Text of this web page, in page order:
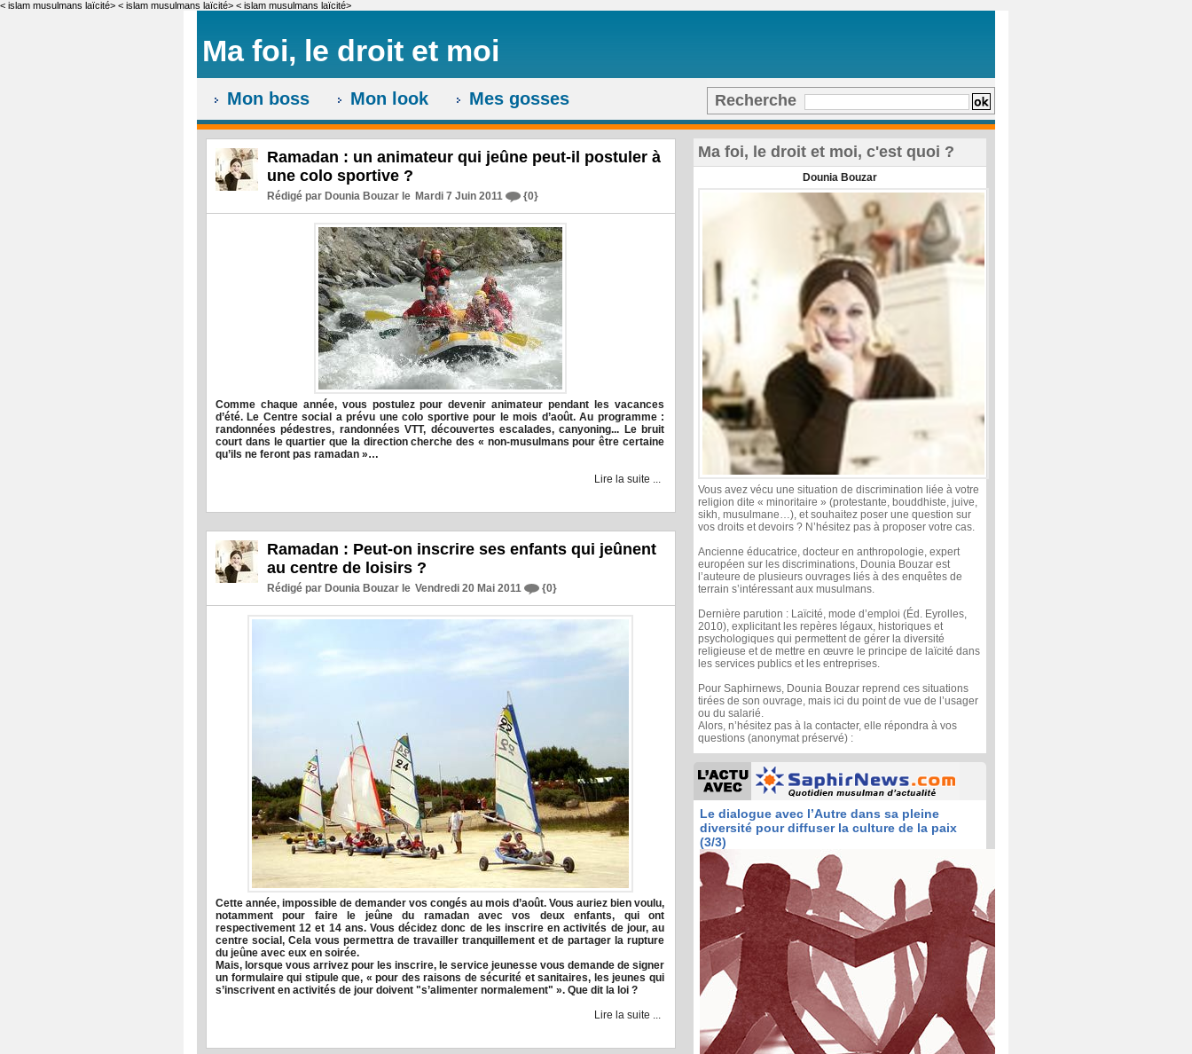
< islam musulmans laïcité> < islam musulmans laïcité> < islam musulmans laïcité>
Ma foi, le droit et moi
Mon boss Mon look Mes gosses Recherche
Ramadan : un animateur qui jeûne peut-il postuler à
une colo sportive ?
Rédigé par Dounia Bouzar le Mardi 7 Juin 2011 {0}
Comme chaque année, vous postulez pour devenir animateur pendant les vacances
d’été. Le Centre social a prévu une colo sportive pour le mois d’août. Au programme :
randonnées pédestres, randonnées VTT, découvertes escalades, canyoning... Le bruit
court dans le quartier que la direction cherche des « non-musulmans pour être certaine
qu’ils ne feront pas ramadan »…
Lire la suite ...
Ramadan : Peut-on inscrire ses enfants qui jeûnent
au centre de loisirs ?
Rédigé par Dounia Bouzar le Vendredi 20 Mai 2011 {0}
Cette année, impossible de demander vos congés au mois d’août. Vous auriez bien voulu,
notamment pour faire le jeûne du ramadan avec vos deux enfants, qui ont
respectivement 12 et 14 ans. Vous décidez donc de les inscrire en activités de jour, au
centre social, Cela vous permettra de travailler tranquillement et de partager la rupture
du jeûne avec eux en soirée.
Mais, lorsque vous arrivez pour les inscrire, le service jeunesse vous demande de signer
un formulaire qui stipule que, « pour des raisons de sécurité et sanitaires, les jeunes qui
s’inscrivent en activités de jour doivent "s’alimenter normalement" ». Que dit la loi ?
Lire la suite ...
Ma foi, le droit et moi, c'est quoi ?
Dounia Bouzar
Vous avez vécu une situation de discrimination liée à votre
religion dite « minoritaire » (protestante, bouddhiste, juive,
sikh, musulmane…), et souhaitez poser une question sur
vos droits et devoirs ? N’hésitez pas à proposer votre cas.
Ancienne éducatrice, docteur en anthropologie, expert
européen sur les discriminations, Dounia Bouzar est
l’auteure de plusieurs ouvrages liés à des enquêtes de
terrain s’intéressant aux musulmans.
Dernière parution : Laïcité, mode d’emploi (Éd. Eyrolles,
2010), explicitant les repères légaux, historiques et
psychologiques qui permettent de gérer la diversité
religieuse et de mettre en œuvre le principe de laïcité dans
les services publics et les entreprises.
Pour Saphirnews, Dounia Bouzar reprend ces situations
tirées de son ouvrage, mais ici du point de vue de l’usager
ou du salarié.
Alors, n’hésitez pas à la contacter, elle répondra à vos
questions (anonymat préservé) :
Le dialogue avec l’Autre dans sa pleine
diversité pour diffuser la culture de la paix
(3/3)